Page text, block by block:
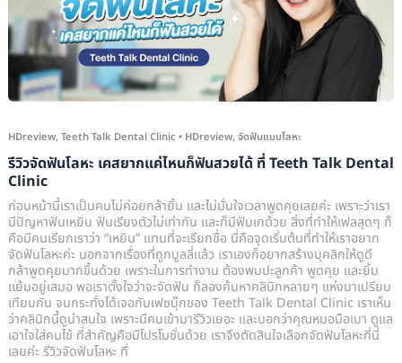
HDreview, Teeth Talk Dental Clinic • HDreview, จัดฟันแบบโลหะ
รีวิวจัดฟันโลหะ เคสยากแค่ไหนก็ฟันสวยได้ ที่ Teeth Talk Dental
Clinic
ก่อนหน้านี้เราเป็นคนไม่ค่อยกล้ายิ้ม และไม่มั่นใจเวลาพูดคุยเลยค่ะ เพราะว่าเรา
มีปัญหาฟันเหยิน ฟันเรียงตัวไม่เท่ากัน และก็มีฟันเกด้วย สิ่งที่ทำให้เฟลสุดๆ ก็
คือมีคนเรียกเราว่า “เหยิน” แทนที่จะเรียกชื่อ นี่คือจุดเริ่มต้นที่ทำให้เราอยาก
จัดฟันโลหะค่ะ นอกจากเรื่องที่ถูกบูลลี่แล้ว เราเองก็อยากสร้างบุคลิกให้ดูดี
กล้าพูดคุยมากขึ้นด้วย เพราะในการทำงาน ต้องพบปะลูกค้า พูดคุย และยิ้ม
แย้มอยู่เสมอ พอเราตั้งใจว่าจะจัดฟัน ก็ลองค้นหาคลินิกหลายๆ แห่งมาเปรียบ
เทียบกัน จนกระทั่งได้เจอกับเฟซบุ๊กของ Teeth Talk Dental Clinic เราเห็น
ว่าคลินิกนี้ดูน่าสนใจ เพราะมีคนเข้ามารีวิวเยอะ และบอกว่าคุณหมอมือเบา ดูแล
เอาใจใส่คนไข้ ที่สำคัญคือมีโปรโมชั่นด้วย เราจึงตัดสินใจเลือกจัดฟันโลหะที่นี่
เลยค่ะ รีวิวจัดฟันโลหะ ที่
ยาก
แค่
ไหน
ก็
ได้
ที่
Teeth
Talk
Dental
Clinic